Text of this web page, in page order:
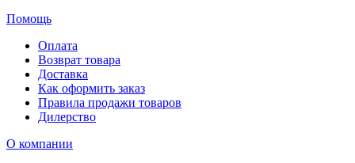
Помощь
Оплата
Возврат товара
Доставка
Как оформить заказ
Правила продажи товаров
Дилерство
О компании